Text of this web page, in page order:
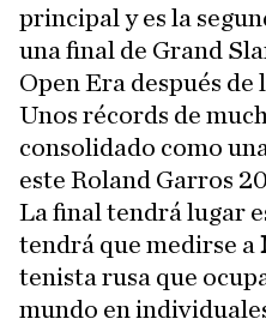
principal y es la
una final de Grand
Open Era después
Unos récords de
consolidado como
este Roland Garros
La final tendrá lugar
tendrá que medirse a
tenista rusa que
mundo en